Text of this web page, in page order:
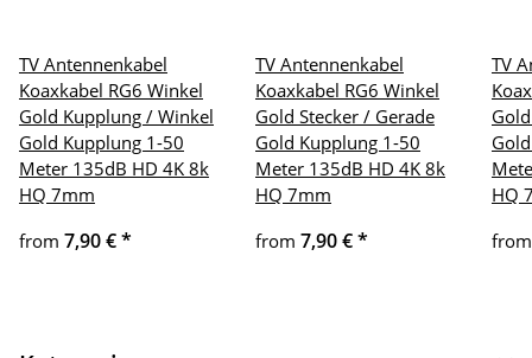
TV Antennenkabel
Koaxkabel RG6 Winkel
Gold Kupplung / Winkel
Gold Kupplung 1-50
Meter 135dB HD 4K 8k
HQ 7mm
from 7,90 €*
TV Antennenkabel
Koaxkabel RG6 Winkel
Gold Stecker / Gerade
Gold Kupplung 1-50
Meter 135dB HD 4K 8k
HQ 7mm
from 7,90 €*
TV
HQ